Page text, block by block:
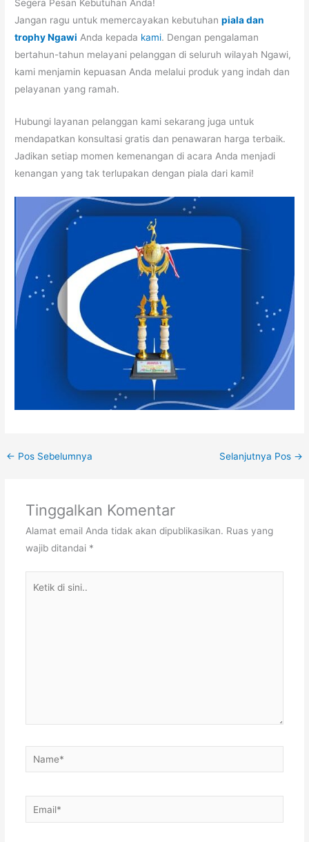
Segera Pesan Kebutuhan Anda!
Jangan ragu untuk memercayakan kebutuhanpiala dan
trophy Ngawi Anda kepada kami. Dengan pengalaman
bertahun-tahun melayani pelanggan di seluruh wilayah Ngawi,
kami menjamin kepuasan Anda melalui produk yang indah dan
pelayanan yang ramah.
Hubungi layanan pelanggan kami sekarang juga untuk
mendapatkan konsultasi gratis dan penawaran harga terbaik.
Jadikan setiap momen kemenangan di acara Anda menjadi
kenangan yang tak terlupakan dengan piala dari kami!
← Pos Sebelumnya Selanjutnya Pos →
Tinggalkan Komentar
Alamat email Anda tidak akan dipublikasikan. Ruas yang
wajib ditandai *
Name*
Email*